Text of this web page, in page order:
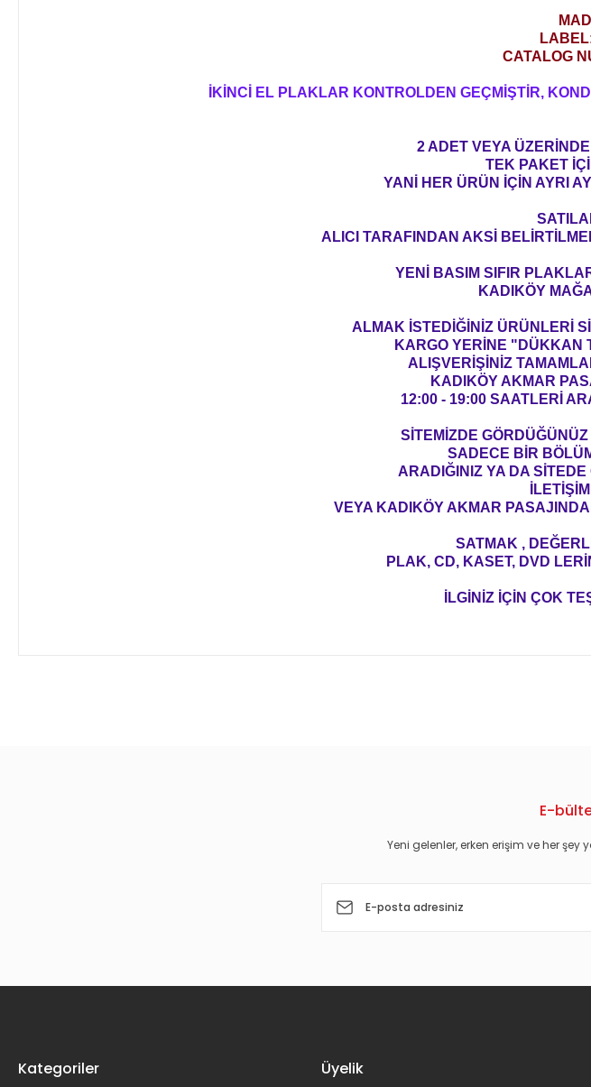
CATALOG
İKİNCİ EL PLAKLAR KONTROLDEN GEÇMİŞTİR,
2 ADET VEYA
TEK PAKET
YANİ HER ÜRÜN İÇİN AYRI
ALICI TARAFINDAN AKSİ
YENİ BASIM SIFIR
KADIKÖY
ALMAK İSTEDİĞİNİZ ÜRÜNLERİ
KARGO YERİNE "DÜKKAN
ALIŞVERİŞİNİZ
KADIKÖY AKMAR
12:00 - 19:00 SAATLERİ
SİTEMİZDE
SADECE BİR
ARADIĞINIZ YA DA
VEYA KADIKÖY AKMAR
SATMAK ,
PLAK, CD, KASET, DVD
İLGİNİZ İÇİN ÇOK
E-
Yeni gelenler, erken erişim ve her
Kategoriler Üyelik